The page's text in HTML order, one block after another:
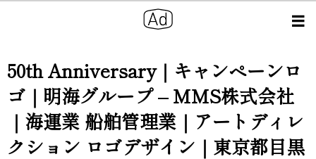
50th Anniversary｜キャンペーンロ
ゴ｜明海グループ – MMS株式会社
｜海運業 船舶管理業｜アートディレ
クション ロゴデザイン｜東京都目黒